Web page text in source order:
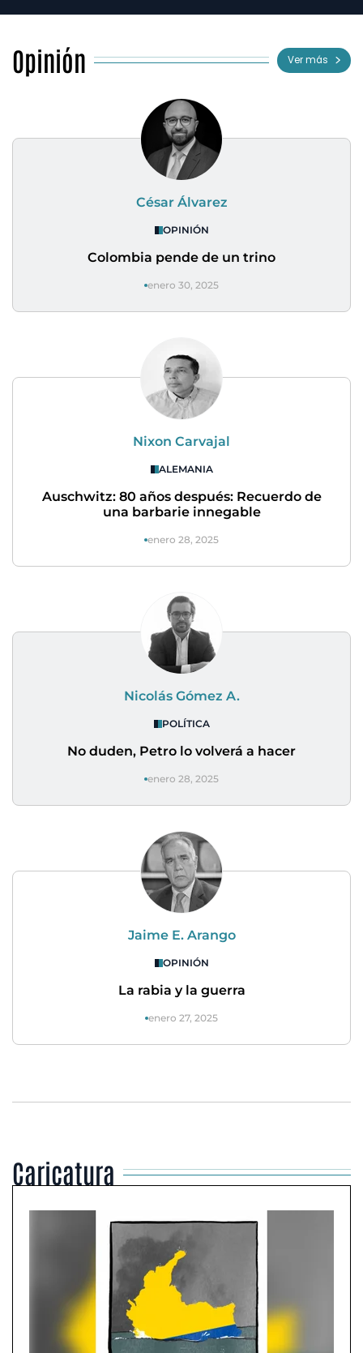
Opinión Ver más
César Álvarez
OPINIÓN
Colombia pende de un trino
enero 30, 2025
Nixon Carvajal
ALEMANIA
Auschwitz: 80 años después: Recuerdo de
una barbarie innegable
enero 28, 2025
Nicolás Gómez A.
POLÍTICA
No duden, Petro lo volverá a hacer
enero 28, 2025
Jaime E. Arango
OPINIÓN
La rabia y la guerra
enero 27, 2025
Caricatura